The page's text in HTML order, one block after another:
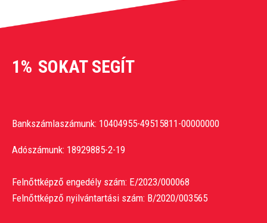
1% SOKAT SEGÍT
Bankszámlaszámunk: 10404955-49515811-00000000
Adószámunk: 18929885-2-19
Felnőttképző engedély szám: E/2023/000068
Felnőttképző nyilvántartási szám: B/2020/003565